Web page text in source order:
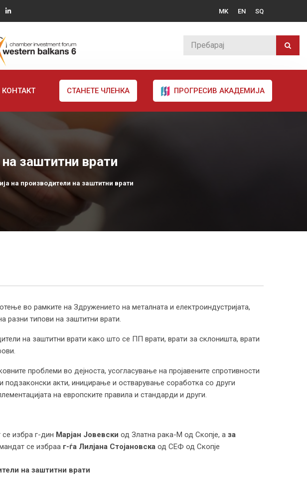
MK EN SQ
КОНТАКТ СТАНЕТЕ ЧЛЕНКА ПРОГРЕСИВ АКАДЕМИЈА
на заштитни врати
на производители на заштитни врати
во рамките на Здружението на металната и електроиндустријата,
разни типови на заштитни врати.
на заштитни врати како што се ПП врати, врати за склоништа, врати
проблеми во дејноста, усогласување на пројавените спротивности
подзаконски акти, иницирање и остварување соработка со други
на европските правила и стандарди и други.
избра г-дин Марјан Јовевски од Златна рака-М од Скопје, а за
се избраа г-ѓа Лилјана Стојановска од СЕФ од Скопје
на заштитни врати